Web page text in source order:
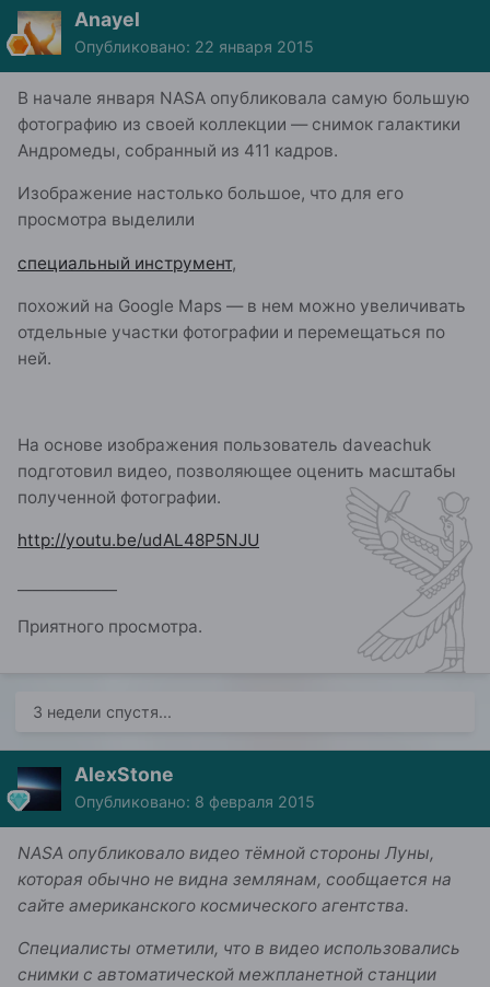
Anayel
Опубликовано: 22 января 2015
В начале января NASA опубликовала самую большую
фотографию из своей коллекции — снимок галактики
Андромеды, собранный из 411 кадров.
Изображение настолько большое, что для его
просмотра выделили
специальный инструмент,
похожий на Google Maps — в нем можно увеличивать
отдельные участки фотографии и перемещаться по
ней.
На основе изображения пользователь daveachuk
подготовил видео, позволяющее оценить масштабы
полученной фотографии.
http://youtu.be/udAL48P5NJU
Приятного просмотра.
3 недели спустя...
AlexStone
Опубликовано: 8 февраля 2015
NASA опубликовало видео тёмной стороны Луны,
которая обычно не видна землянам, сообщается на
сайте американского космического агентства.
Специалисты отметили, что в видео использовались
снимки с автоматической межпланетной станции